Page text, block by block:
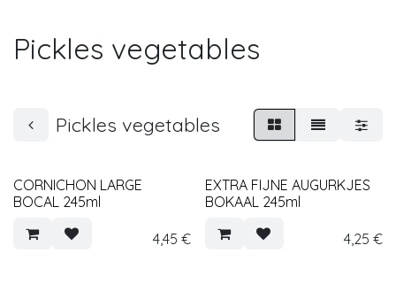
Pickles vegetables
Pickles vegetables
CORNICHON LARGE
BOCAL 245ml
4,45 €
EXTRA FIJNE AUGURKJES
BOKAAL 245ml
4,25 €